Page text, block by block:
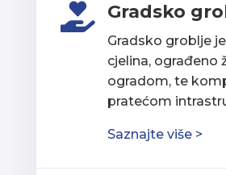
 Gradsko
Gradsko groblje
cjelina, ograđeno
ogradom, te
pratećom
Saznajte više >